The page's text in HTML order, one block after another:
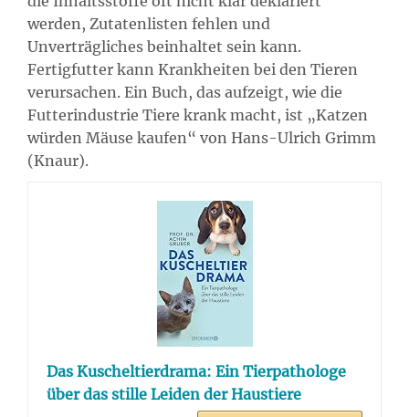
werden, Zutatenlisten fehlen und
Unverträgliches beinhaltet sein kann.
Fertigfutter kann Krankheiten bei den Tieren
verursachen. Ein Buch, das aufzeigt, wie die
Futterindustrie Tiere krank macht, ist „Katzen
würden Mäuse kaufen“ von Hans-Ulrich Grimm
(Knaur).
Das Kuscheltierdrama: Ein Tierpathologe
über das stille Leiden der Haustiere